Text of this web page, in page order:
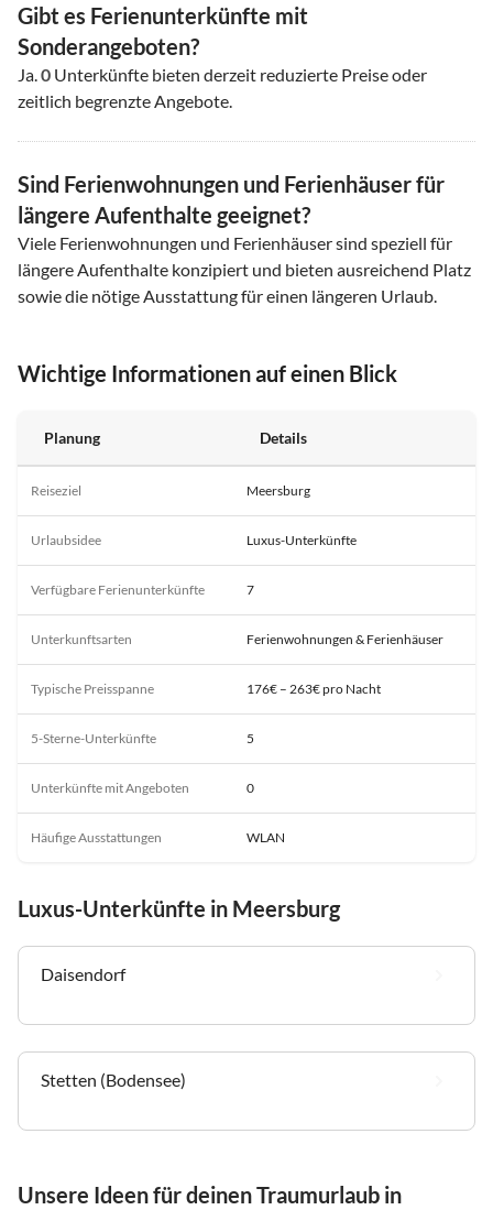
Gibt es Ferienunterkünfte mit
Sonderangeboten?
Ja.0 Unterkünfte bieten derzeit reduzierte Preise oder
zeitlich begrenzte Angebote.
Sind Ferienwohnungen und Ferienhäuser für
längere Aufenthalte geeignet?
Viele Ferienwohnungen und Ferienhäuser sind speziell für
längere Aufenthalte konzipiert und bieten ausreichend Platz
sowie die nötige Ausstattung für einen längeren Urlaub.
Wichtige Informationen auf einen Blick
Planung Details
Reiseziel Meersburg
Urlaubsidee Luxus-Unterkünfte
Verfügbare Ferienunterkünfte 7
Unterkunftsarten Ferienwohnungen & Ferienhäuser
Typische Preisspanne 176€ – 263€ pro Nacht
5-Sterne-Unterkünfte 5
Unterkünfte mit Angeboten 0
Häufige Ausstattungen WLAN
Luxus-Unterkünfte in Meersburg
Daisendorf
Stetten (Bodensee)
Unsere Ideen für deinen Traumurlaub in